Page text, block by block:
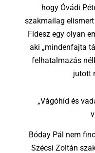
hogy Óvádi
szakmailag
Fidesz egy olyan
aki „mindenfajta
felhatalmazás
jutott
„Vágóhíd és
Bóday Pál nem
Szécsi Zoltán